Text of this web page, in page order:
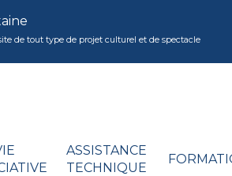
de tout type de projet culturel et de spectacle
ASSISTANCE
TECHNIQUE